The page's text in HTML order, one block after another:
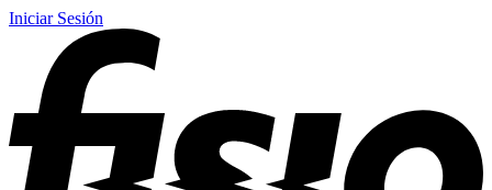
Iniciar Sesión